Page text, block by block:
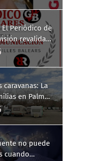
El Periódico de
revalidan
Guía de la
de les Illes
caravanas: La
en Palma
fracaso
no puede
cuando